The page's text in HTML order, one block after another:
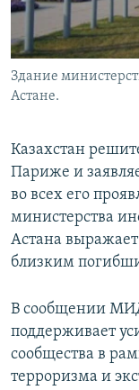
Здание
Астане.
Казахстан
Париже и
во всех его
министерства
Астана
близким
В сообщении МИД
поддерживает
сообщества в
терроризма и